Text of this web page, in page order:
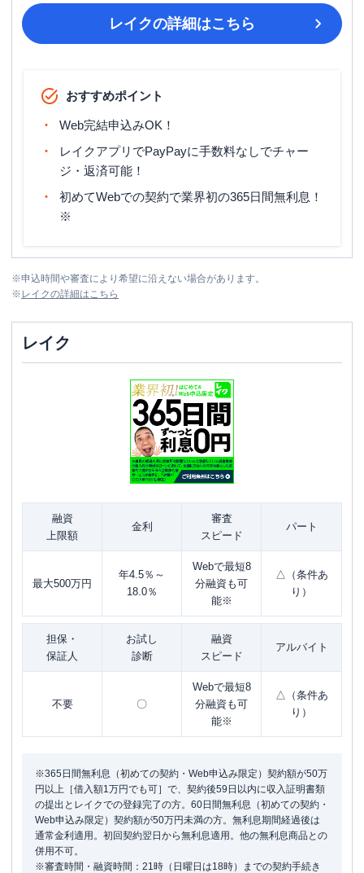
レイクの詳細はこちら
おすすめポイント
Web完結申込みOK！
レイクアプリでPayPayに手数料なしでチャー
ジ・返済可能！
初めてWebでの契約で業界初の365日間無利息！
※
※申込時間や審査により希望に沿えない場合があります。
※ レイクの詳細はこちら
レイク
融資
上限額
金利
審査
スピード
パート
最大500万円
年4.5％～
18.0％
Webで最短8
分融資も可
能※
△（条件あ
り）
担保・
保証人
お試し
診断
融資
スピード
アルバイト
不要 〇
Webで最短8
分融資も可
能※
△（条件あ
り）
※365日間無利息（初めての契約・Web申込み限定）契約額が50万
円以上［借入額1万円でも可］で、契約後59日以内に収入証明書類
の提出とレイクでの登録完了の方。60日間無利息（初めての契約・
Web申込み限定）契約額が50万円未満の方。無利息期間経過後は
通常金利適用。初回契約翌日から無利息適用。他の無利息商品との
併用不可。
※審査時間・融資時間：21時（日曜日は18時）までの契約手続き